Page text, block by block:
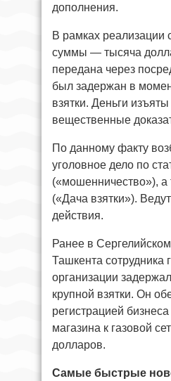
дополнения.
В рамках реализации
суммы — тысяча
передана через
был задержан в
взятки. Деньги изъяты
вещественные
По данному факту
уголовное дело по
(«мошенничество»), а
(«Дача взятки»).
действия.
Ранее в
Ташкента сотрудника
организации
крупной взятки. Он
регистрацией
магазина к газовой
долларов.
Самые быстрые